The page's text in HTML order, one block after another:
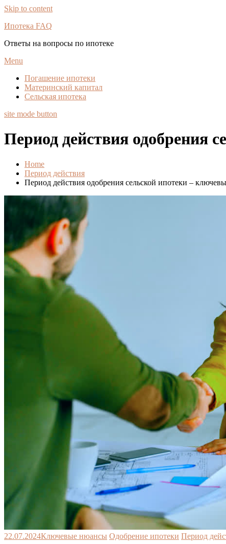
Skip to content
Ипотека FAQ
Ответы на вопросы по ипотеке
Menu
Погашение ипотеки
Материнский капитал
Сельская ипотека
site mode button
Период действия одобрения
Home
Период действия
Период действия одобрения сельской ипотеки –
22.07.2024Ключевые нюансы Одобрение ипотеки Период